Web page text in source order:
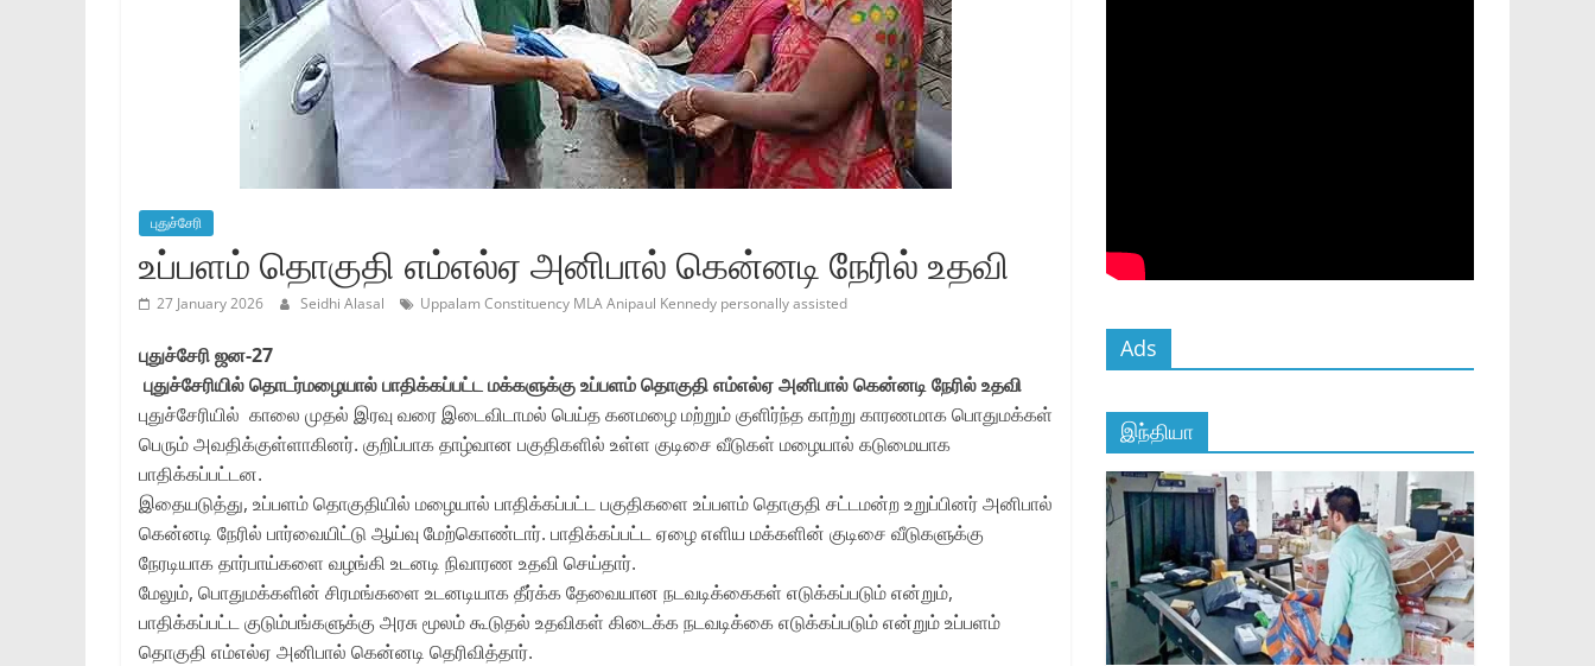
புதுச்சேரி
உப்பளம் தொகுதி எம்எல்ஏ அனிபால் கென்னடி நேரில் உதவி
27 January 2026 Seidhi Alasal Uppalam Constituency MLA Anipaul Kennedy personally assisted
புதுச்சேரி ஜன-27
புதுச்சேரியில் தொடர்மழையால் பாதிக்கப்பட்ட மக்களுக்கு உப்பளம் தொகுதி எம்எல்ஏ அனிபால் கென்னடி நேரில் உதவி
புதுச்சேரியில் காலை முதல் இரவு வரை இடைவிடாமல் பெய்த கனமழை மற்றும் குளிர்ந்த காற்று காரணமாக பொதுமக்கள்
பெரும் அவதிக்குள்ளாகினர். குறிப்பாக தாழ்வான பகுதிகளில் உள்ள குடிசை வீடுகள் மழையால் கடுமையாக
பாதிக்கப்பட்டன.
இதையடுத்து, உப்பளம் தொகுதியில் மழையால் பாதிக்கப்பட்ட பகுதிகளை உப்பளம் தொகுதி சட்டமன்ற உறுப்பினர் அனிபால்
கென்னடி நேரில் பார்வையிட்டு ஆய்வு மேற்கொண்டார். பாதிக்கப்பட்ட ஏழை எளிய மக்களின் குடிசை வீடுகளுக்கு
நேரடியாக தார்பாய்களை வழங்கி உடனடி நிவாரண உதவி செய்தார்.
மேலும், பொதுமக்களின் சிரமங்களை உடனடியாக தீர்க்க தேவையான நடவடிக்கைகள் எடுக்கப்படும் என்றும்,
பாதிக்கப்பட்ட குடும்பங்களுக்கு அரசு மூலம் கூடுதல் உதவிகள் கிடைக்க நடவடிக்கை எடுக்கப்படும் என்றும் உப்பளம்
தொகுதி எம்எல்ஏ அனிபால் கென்னடி தெரிவித்தார்.
Ads
இந்தியா